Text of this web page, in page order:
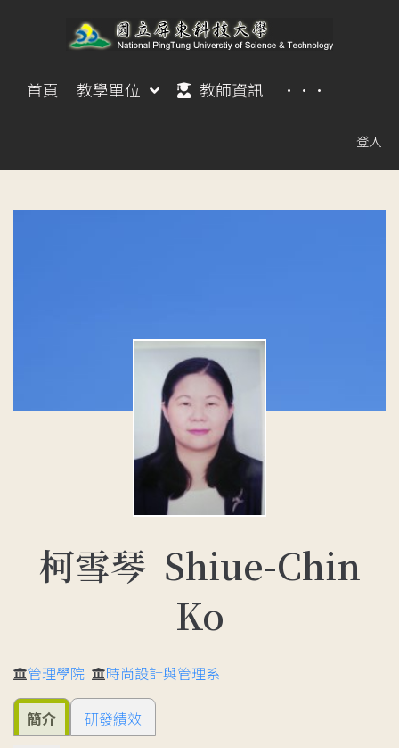
首頁 教學單位 教師資訊 ···
登入
柯雪琴 Shiue-Chin
Ko
管理學院 時尚設計與管理系
簡介
研發績效